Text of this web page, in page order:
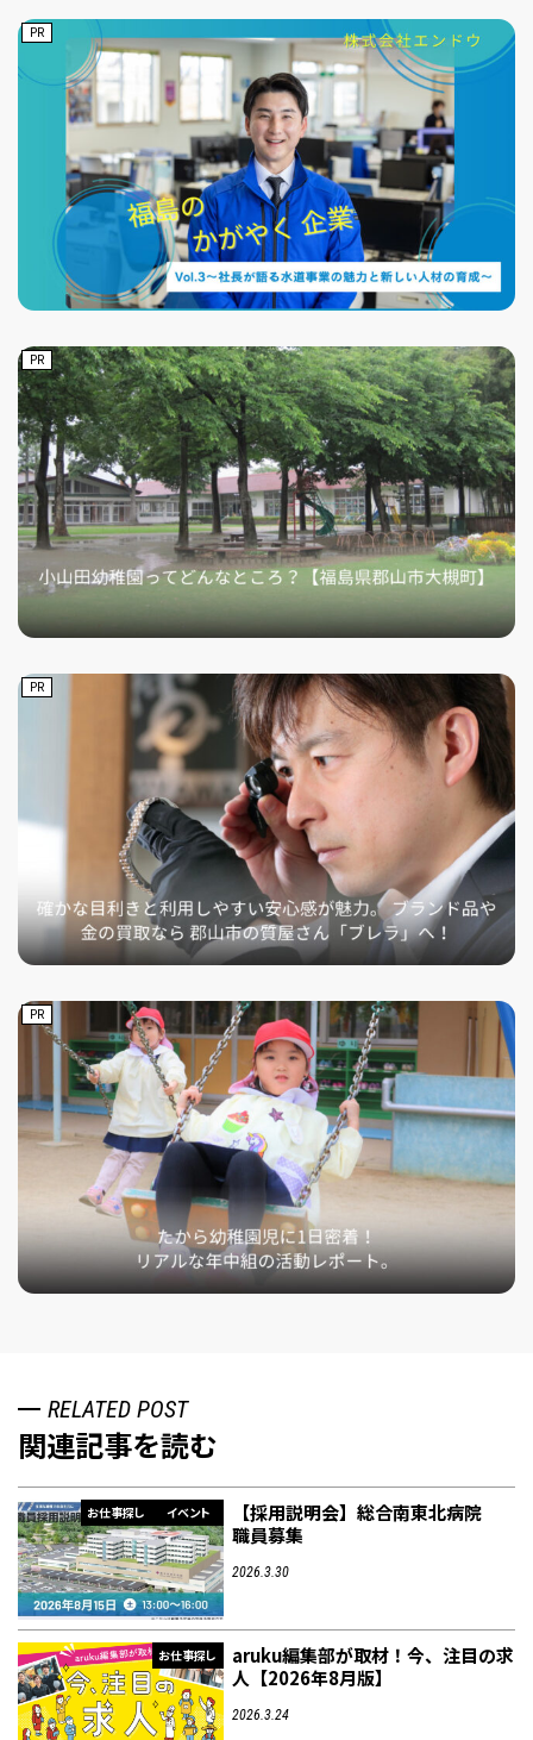
PR
PR
PR
PR
RELATED POST
関連記事を読む
お仕事探し イベント
【採用説明会】総合南東北病院
職員募集
2026.3.30
お仕事探し
aruku編集部が取材！今、注目の求
人【2026年8月版】
2026.3.24